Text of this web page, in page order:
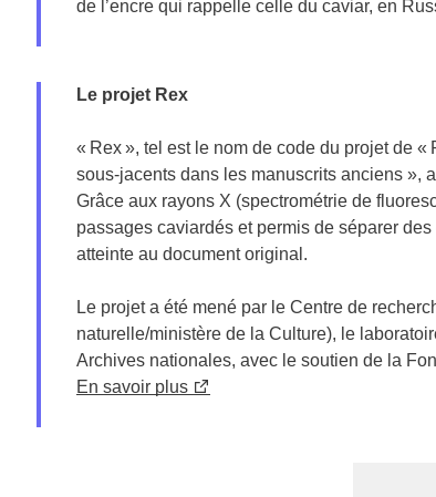
de l’encre qui rappelle celle du caviar, en
Le projet Rex
« Rex », tel est le nom de code du projet de «
sous-jacents dans les manuscrits anciens »,
Grâce aux rayons X (spectrométrie de
passages caviardés et permis de séparer des
atteinte au document original.
Le projet a été mené par le Centre de
naturelle/ministère de la Culture), le
Archives nationales, avec le soutien de la
En savoir plus